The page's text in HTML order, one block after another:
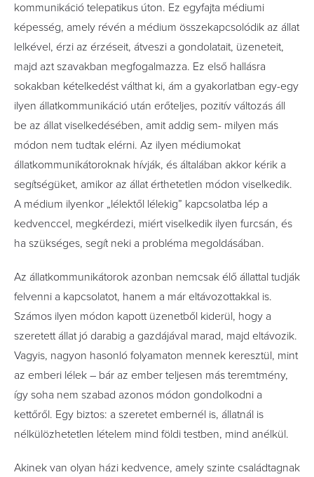
kommunikáció telepatikus úton. Ez egyfajta médiumi
képesség, amely révén a médium összekapcsolódik az állat
lelkével, érzi az érzéseit, átveszi a gondolatait, üzeneteit,
majd azt szavakban megfogalmazza. Ez első hallásra
sokakban kételkedést válthat ki, ám a gyakorlatban egy-egy
ilyen állatkommunikáció után erőteljes, pozitív változás áll
be az állat viselkedésében, amit addig sem- milyen más
módon nem tudtak elérni. Az ilyen médiumokat
állatkommunikátoroknak hívják, és általában akkor kérik a
segítségüket, amikor az állat érthetetlen módon viselkedik.
A médium ilyenkor „lélektől lélekig” kapcsolatba lép a
kedvenccel, megkérdezi, miért viselkedik ilyen furcsán, és
ha szükséges, segít neki a probléma megoldásában.
Az állatkommunikátorok azonban nemcsak élő állattal tudják
felvenni a kapcsolatot, hanem a már eltávozottakkal is.
Számos ilyen módon kapott üzenetből kiderül, hogy a
szeretett állat jó darabig a gazdájával marad, majd eltávozik.
Vagyis, nagyon hasonló folyamaton mennek keresztül, mint
az emberi lélek – bár az ember teljesen más teremtmény,
így soha nem szabad azonos módon gondolkodni a
kettőről. Egy biztos: a szeretet embernél is, állatnál is
nélkülözhetetlen lételem mind földi testben, mind anélkül.
Akinek van olyan házi kedvence, amely szinte családtagnak